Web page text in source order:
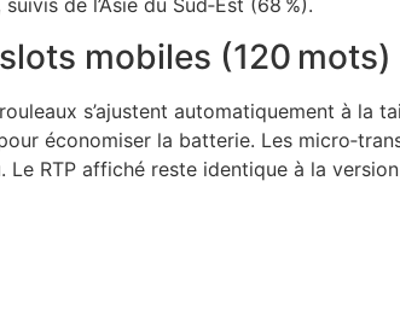
de l’Asie du Sud‑Est (68 %).
mobiles (120 mots)
s’ajustent automatiquement à la
économiser la batterie. Les
RTP affiché reste identique à la